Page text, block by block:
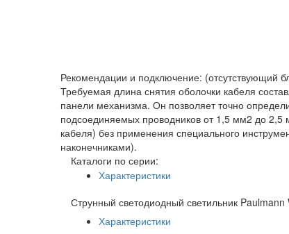
Рекомендации и подключение: (отсутствующий
Требуемая длина снятия оболочки кабеля
панели механизма. Он позволяет точно
подсоединяемых проводников от 1,5 мм2 до 2,5
кабеля) без применения специального
наконечниками).
Каталоги по серии:
Характеристики
Струнный светодиодный светильник
Характеристики